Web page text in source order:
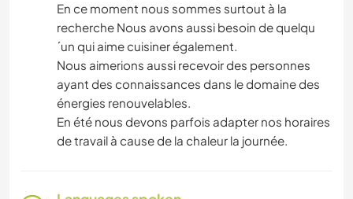
En ce moment nous sommes surtout à la
recherche Nous avons aussi besoin de quelqu
´un qui aime cuisiner également.
Nous aimerions aussi recevoir des personnes
ayant des connaissances dans le domaine des
énergies renouvelables.
En été nous devons parfois adapter nos horaires
de travail à cause de la chaleur la journée.